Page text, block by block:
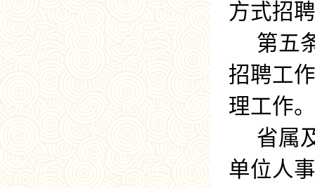
方式招
第五
招聘工
理工作。
省属
单位人